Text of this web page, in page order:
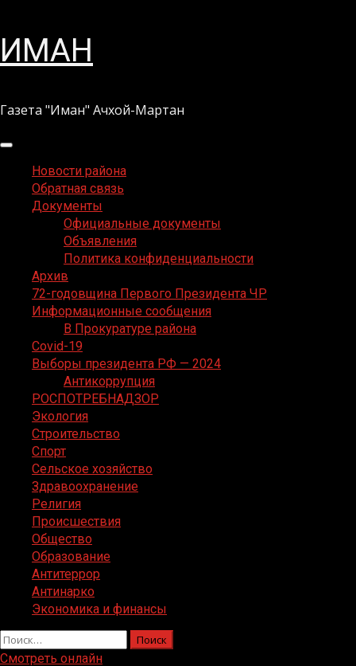
Перейти
кИМАН
Газета "Иман" Ачхой-Мартан
Основное
менюНовости района
Обратная связь
Документы
Официальные документы
Объявления
Политика конфиденциальности
Архив
72-годовщина Первого Президента ЧР
Информационные сообщения
В Прокуратуре района
Covid-19
Выборы президента РФ — 2024
Антикоррупция
РОСПОТРЕБНАДЗОР
Экология
Строительство
Спорт
Сельское хозяйство
Здравоохранение
Религия
Происшествия
Общество
Образование
Антитеррор
Антинарко
Экономика и финансы
Найти:
Смотреть онлайн